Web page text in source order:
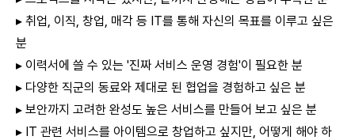
▸ 취업, 이직, 창업, 매각 등 IT를 통해 자신의 목표를 이루고 싶은
분
▸ 이력서에 쓸 수 있는 '진짜 서비스 운영 경험'이 필요한 분
▸ 다양한 직군의 동료와 제대로 된 협업을 경험하고 싶은 분
▸ 보안까지 고려한 완성도 높은 서비스를 만들어 보고 싶은 분
▸ IT 관련 서비스를 아이템으로 창업하고 싶지만, 어떻게 해야 하